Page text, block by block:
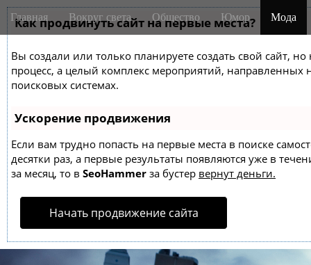
Как продвинуть сайт на первые места?
Вы создали или только планируете создать свой сайт,
процесс, а целый комплекс мероприятий,
поисковых системах.
Ускорение продвижения
Если вам трудно попасть на первые места в поиске
десятки раз, а первые результаты появляются уже в
за месяц, то в SeoHammer за бустер вернут деньги.
Начать продвижение сайта
M
a
n
m
e
n
u
i
Главная Вокруг света Общество Юмор Мода